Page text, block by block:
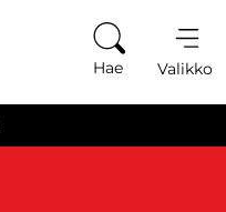
Hae Valikko